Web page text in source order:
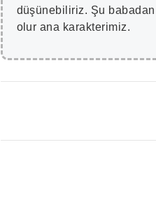
düşünebiliriz. Şu
olur ana karakterimiz.